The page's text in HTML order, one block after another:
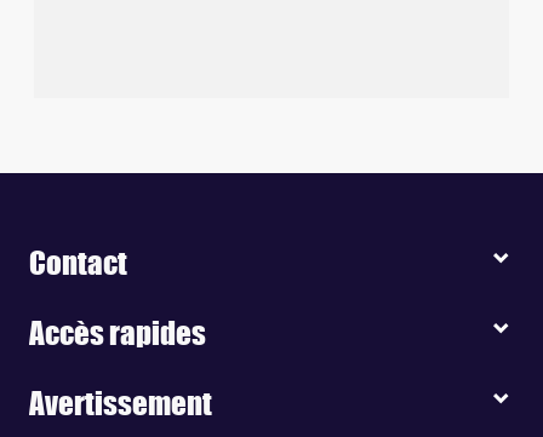
Contact
Accès rapides
Avertissement